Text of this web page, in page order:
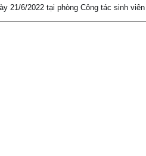
21/6/2022 tại phòng Công tác sinh viên